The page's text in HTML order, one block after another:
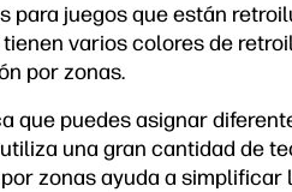
para juegos que están
varios colores de
por zonas.
que puedes asignar
una gran cantidad de
zonas ayuda a